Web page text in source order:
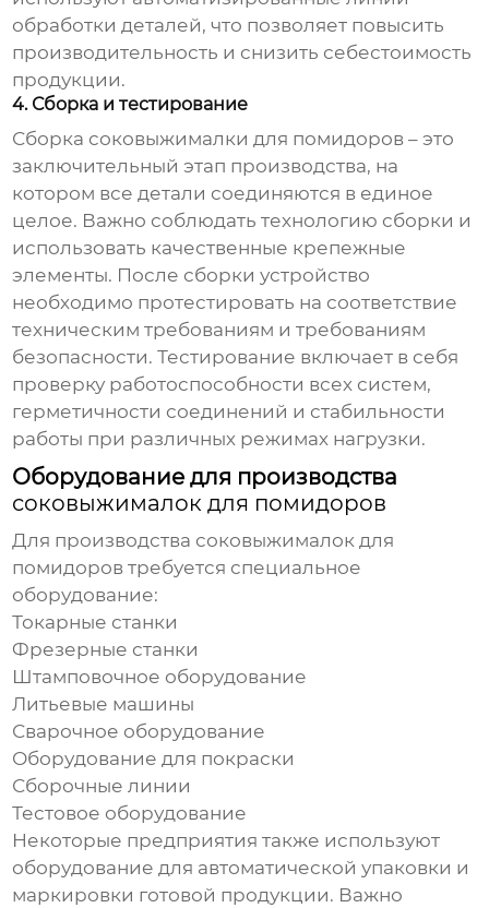
обработки деталей, что позволяет повысить
производительность и снизить себестоимость
продукции.
4. Сборка и тестирование
Сборка соковыжималки для помидоров – это
заключительный этап производства, на
котором все детали соединяются в единое
целое. Важно соблюдать технологию сборки и
использовать качественные крепежные
элементы. После сборки устройство
необходимо протестировать на соответствие
техническим требованиям и требованиям
безопасности. Тестирование включает в себя
проверку работоспособности всех систем,
герметичности соединений и стабильности
работы при различных режимах нагрузки.
Оборудование для производства
соковыжималок для помидоров
Для производства соковыжималок для
помидоров требуется специальное
оборудование:
Токарные станки
Фрезерные станки
Штамповочное оборудование
Литьевые машины
Сварочное оборудование
Оборудование для покраски
Сборочные линии
Тестовое оборудование
Некоторые предприятия также используют
оборудование для автоматической упаковки и
маркировки готовой продукции. Важно